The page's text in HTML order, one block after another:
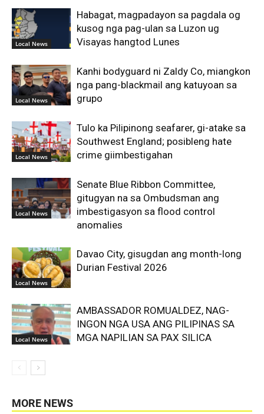
Local News
Habagat, magpadayon sa pagdala og
kusog nga pag-ulan sa Luzon ug
Visayas hangtod Lunes
Local News
Kanhi bodyguard ni Zaldy Co, miangkon
nga pang-blackmail ang katuyoan sa
grupo
Local News
Tulo ka Pilipinong seafarer, gi-atake sa
Southwest England; posibleng hate
crime giimbestigahan
Local News
Senate Blue Ribbon Committee,
gitugyan na sa Ombudsman ang
imbestigasyon sa flood control
anomalies
Local News
Davao City, gisugdan ang month-long
Durian Festival 2026
Local News
AMBASSADOR ROMUALDEZ, NAG-
INGON NGA USA ANG PILIPINAS SA
MGA NAPILIAN SA PAX SILICA
MORE NEWS